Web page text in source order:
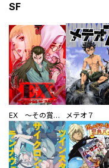
SF
EX ～その賞金稼ぎは、世界の出口を探す～【単行本版】 メテオ７